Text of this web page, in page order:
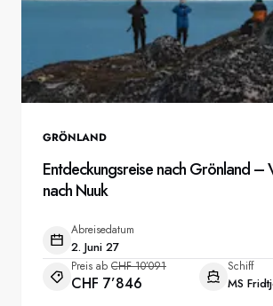
GRÖNLAND
Entdeckungsreise nach Grönland –
nach Nuuk
Abreisedatum
2. Juni 27
Preis ab CHF 10’091
CHF 7’846
Schiff
MS